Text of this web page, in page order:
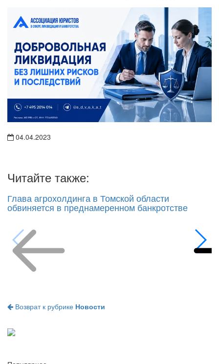
04.04.2023
Читайте также:
Глава агрохолдинга в Томской области
обвиняется в преднамеренном банкротстве
Возврат к рубрике Новости